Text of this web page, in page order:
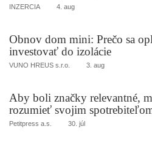
INZERCIA 4. aug
Obnov dom mini: Prečo sa
investovať do izolácie
VUNO HREUS s.r.o. 3. aug
Aby boli značky relevantné,
rozumieť svojim
Petitpress a.s. 30. júl